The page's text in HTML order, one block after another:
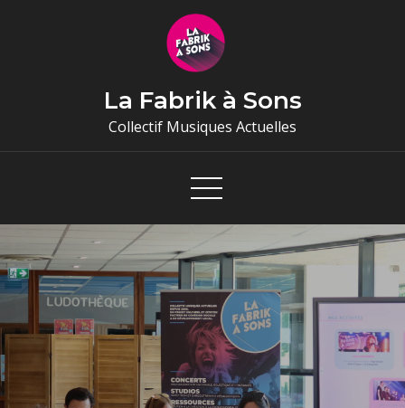
La Fabrik à Sons
Collectif Musiques Actuelles